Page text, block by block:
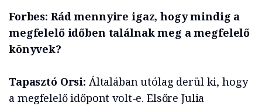
Forbes: Rád mennyire igaz, hogy mindig a
megfelelő időben találnak meg a megfelelő
könyvek?
Tapasztó Orsi: Általában utólag derül ki, hogy
a megfelelő időpont volt-e. Elsőre Julia